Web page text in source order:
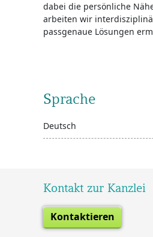
dabei die persönliche
arbeiten wir
passgenaue Lösungen
Sprache
Deutsch
Kontakt zur Kanzlei
Kontaktieren